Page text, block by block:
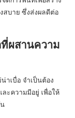
สบาย ซึ่งส่งผลดีต่อ
ผสานความ
าเบื่อ จำเป็นต้อง
ะความมีอยู่ เพื่อให้